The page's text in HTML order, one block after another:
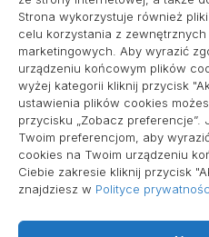
Strona wykorzystuje również
celu korzystania z
marketingowych. Aby wyrazić
urządzeniu końcowym plików
wyżej kategorii kliknij przycisk
ustawienia plików cookies
przycisku „Zobacz
Twoim preferencjom, aby
cookies na Twoim urządzeniu
Ciebie zakresie kliknij przycisk
znajdziesz w Polityce
Informacje
Polityka plików cookies (EU)
Polityka prywatności